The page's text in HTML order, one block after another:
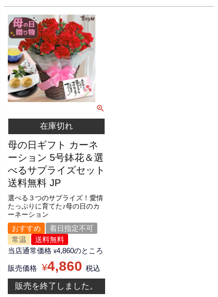
在庫切れ
選べる３つのサプライズ！愛情
たっぷりに育てた♪母の日のカ
ーネーション
母の日ギフト カーネ
ーション 5号鉢花＆選
べるサプライズセット
送料無料 JP
おすすめ
着日指定不可
常温
送料無料
当店通常価格 ¥4,860のところ
販売価格 ¥4,860 税込
販売を終了しました。